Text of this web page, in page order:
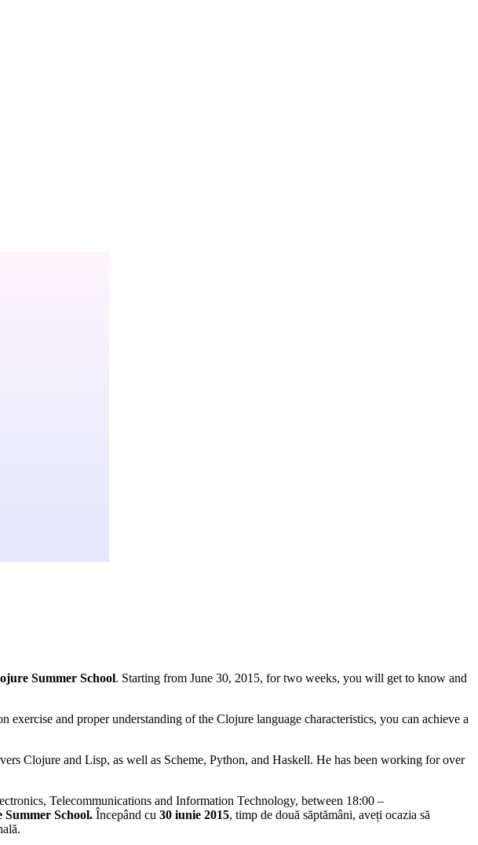
Summer School. Starting from June 30, 2015, for two weeks, you will get to know and
and proper understanding of the Clojure language characteristics, you can achieve a
Clojure and Lisp, as well as Scheme, Python, and Haskell. He has been working for over
Telecommunications and Information Technology, between 18:00 –
School. Începând cu 30 iunie 2015, timp de două săptămâni, aveți ocazia să